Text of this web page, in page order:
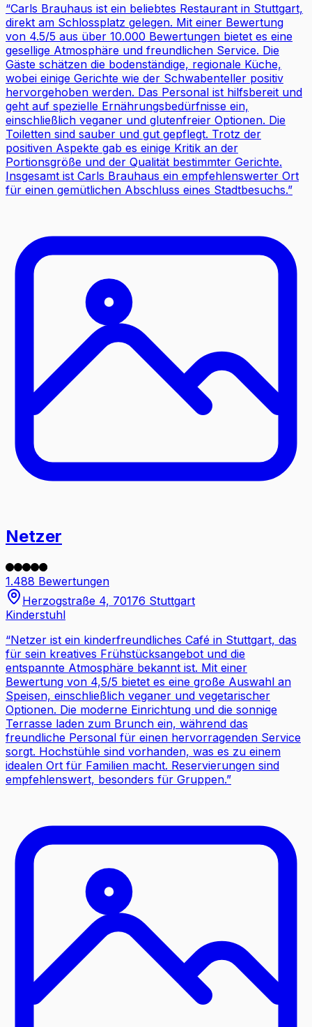
“Carls Brauhaus ist ein beliebtes Restaurant in Stuttgart,
direkt am Schlossplatz gelegen. Mit einer Bewertung
von 4.5/5 aus über 10.000 Bewertungen bietet es eine
gesellige Atmosphäre und freundlichen Service. Die
Gäste schätzen die bodenständige, regionale Küche,
wobei einige Gerichte wie der Schwabenteller positiv
hervorgehoben werden. Das Personal ist hilfsbereit und
geht auf spezielle Ernährungsbedürfnisse ein,
einschließlich veganer und glutenfreier Optionen. Die
Toiletten sind sauber und gut gepflegt. Trotz der
positiven Aspekte gab es einige Kritik an der
Portionsgröße und der Qualität bestimmter Gerichte.
Insgesamt ist Carls Brauhaus ein empfehlenswerter Ort
für einen gemütlichen Abschluss eines Stadtbesuchs.”
Netzer
1.488 Bewertungen
Herzogstraße 4, 70176 Stuttgart
Kinderstuhl
“Netzer ist ein kinderfreundliches Café in Stuttgart, das
für sein kreatives Frühstücksangebot und die
entspannte Atmosphäre bekannt ist. Mit einer
Bewertung von 4,5/5 bietet es eine große Auswahl an
Speisen, einschließlich veganer und vegetarischer
Optionen. Die moderne Einrichtung und die sonnige
Terrasse laden zum Brunch ein, während das
freundliche Personal für einen hervorragenden Service
sorgt. Hochstühle sind vorhanden, was es zu einem
idealen Ort für Familien macht. Reservierungen sind
empfehlenswert, besonders für Gruppen.”